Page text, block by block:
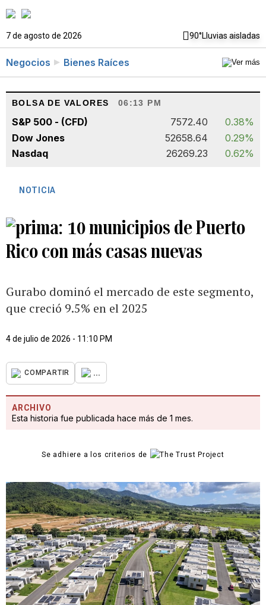
7 de agosto de 2026 90°Lluvias aisladas
Negocios Bienes Raíces
BOLSA DE VALORES 06:13 PM
S&P 500 - (CFD) 7572.40
0.38%
Dow Jones
52658.64
0.29%
Nasdaq
26269.23 0.62%
NOTICIA
10 municipios de Puerto
Rico con más casas nuevas
Gurabo dominó el mercado de este segmento,
que creció 9.5% en el 2025
4 de julio de 2026 - 11:10 PM
COMPARTIR ...
ARCHIVO
Esta historia fue publicada hace más de 1 mes.
Se adhiere a los criterios de